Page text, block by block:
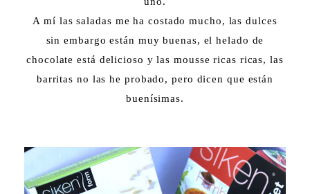
A mí las saladas me ha costado mucho, las dulces
sin embargo están muy buenas, el helado de
chocolate está delicioso y las mousse ricas ricas, las
barritas no las he probado, pero dicen que están
buenísimas.